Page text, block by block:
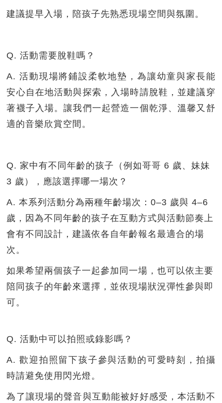
建議提早入場，陪孩子先熟悉現場空間與氛圍。
Q. 活動需要脫鞋嗎？
A. 活動現場將鋪設柔軟地墊，為讓幼童與家長能
安心自在地活動與探索，入場時請脫鞋，並建議穿
著襪子入場。讓我們一起營造一個乾淨、溫馨又舒
適的音樂欣賞空間。
Q. 家中有不同年齡的孩子（例如哥哥 6 歲、妹妹
3 歲），應該選擇哪一場次？
A. 本系列活動分為兩種年齡場次：0–3 歲與 4–6
歲，因為不同年齡的孩子在互動方式與活動節奏上
會有不同設計，建議依各自年齡報名最適合的場
次。
如果希望兩個孩子一起參加同一場，也可以依主要
陪同孩子的年齡來選擇，並依現場狀況彈性參與即
可。
Q. 活動中可以拍照或錄影嗎？
A. 歡迎拍照留下孩子參與活動的可愛時刻，拍攝
時請避免使用閃光燈。
為了讓現場的聲音與互動能被好好感受，本活動不